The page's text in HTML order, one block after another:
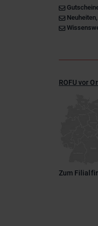
ROFU vor
Zum